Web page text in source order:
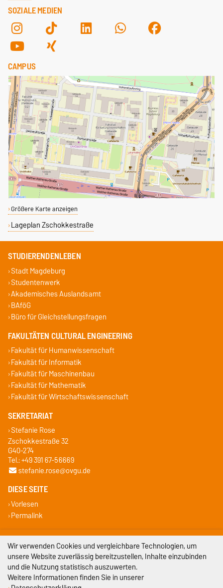
SOZIALE MEDIEN
CAMPUS
Größere Karte anzeigen
Lageplan Zschokkestraße
STUDIERENDENLEBEN
Stadt Magdeburg
Studentenwerk
Akademisches Auslandsamt
BAföG
Büro für Gleichstellungsfragen
FAKULTÄTEN CULTURAL ENGINEERING
Fakultät für Humanwissenschaft
Fakultät für Informatik
Fakultät für Maschinenbau
Fakultät für Mathematik
Fakultät für Wirtschaftswissenschaft
SEKRETARIAT
Stefanie Rose
Zschokkestraße 32
G40-274
Tel.: +49 391 67-56669
stefanie.rose@ovgu.de
DIESE SEITE
Vorlesen
Permalink
Impressum
Datenschutz
Barrierefreiheit
Wir verwenden Cookies und vergleichbare Technologien, um
unsere Website zuverlässig bereitzustellen, Inhalte einzubinden
und die Nutzung statistisch auszuwerten.
Weitere Informationen finden Sie in unserer